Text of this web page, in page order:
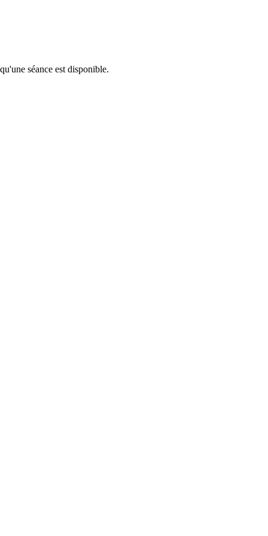
séance est disponible.